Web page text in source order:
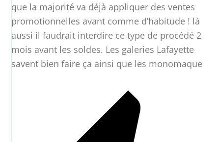
que la majorité va déjà appliquer des ventes
promotionnelles avant comme d’habitude ! là
aussi il faudrait interdire ce type de procédé 2
mois avant les soldes. Les galeries Lafayette
savent bien faire ça ainsi que les monomaque